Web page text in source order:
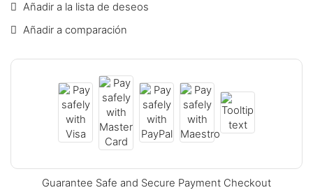
panel
panel
Añadir a la lista de deseos
Añadir a comparación
Guarantee Safe and Secure Payment Checkout